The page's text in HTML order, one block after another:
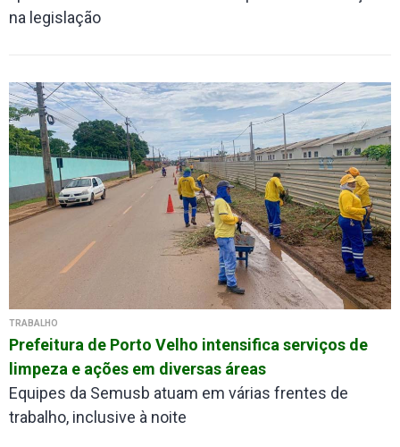
na legislação
TRABALHO
Prefeitura de Porto Velho intensifica serviços de
limpeza e ações em diversas áreas
Equipes da Semusb atuam em várias frentes de
trabalho, inclusive à noite